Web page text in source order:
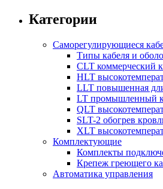
Категории
Саморегулирующиеся
Типы кабеля и
CLT коммерческий
HLT
LLT повышенная
LT промышленный
QLT
SLT-2 обогрев
ХLT
Комплектующие
Комплекты
Крепеж греющего
Автоматика управления